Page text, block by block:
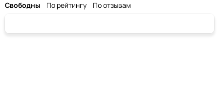
Свободны По рейтингу По отзывам